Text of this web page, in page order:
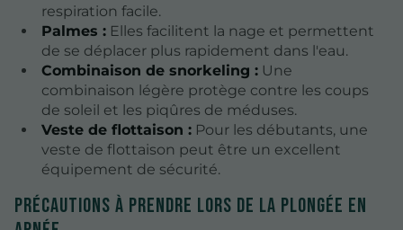
respiration facile.
Palmes :Elles facilitent la nage et permettent
de se déplacer plus rapidement dans l'eau.
Combinaison de snorkeling :Une
combinaison légère protège contre les coups
de soleil et les piqûres de méduses.
Veste de flottaison :Pour les débutants, une
veste de flottaison peut être un excellent
équipement de sécurité.
Précautions à prendre lors de la plongée en